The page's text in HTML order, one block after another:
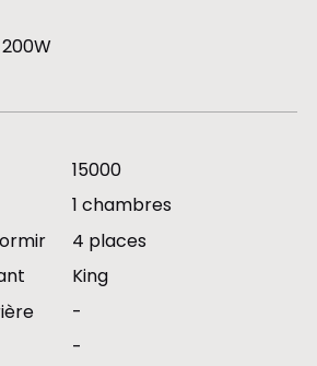
15000
1 chambres
4 places
King
-
-